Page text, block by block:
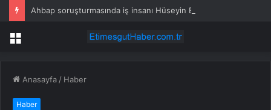
Menü
Anasayfa / Haber
Haber